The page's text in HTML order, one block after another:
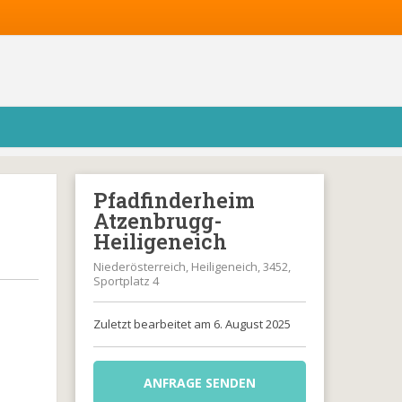
Pfadfinderheim
Atzenbrugg-
Heiligeneich
Niederösterreich, Heiligeneich, 3452,
Sportplatz 4
Zuletzt bearbeitet am 6. August 2025
ANFRAGE SENDEN